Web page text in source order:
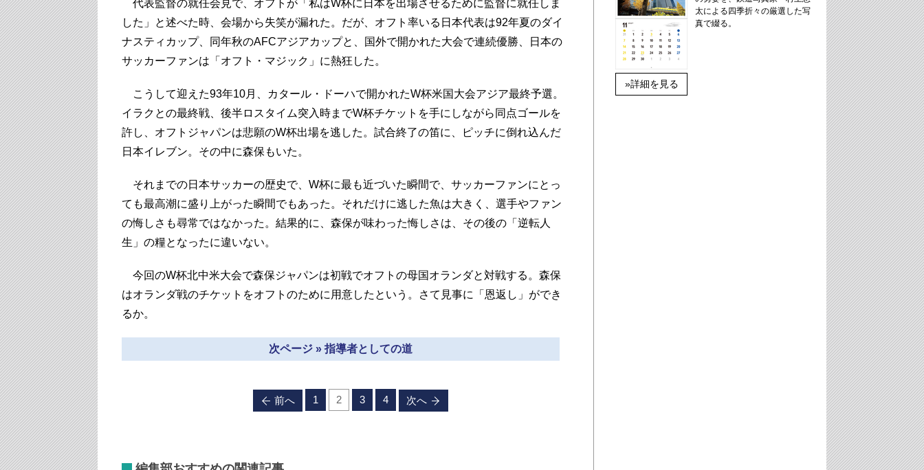
代表監督の就任会見で、オフトが「私はW杯に日本を出場させるために監督に就任しま
した」と述べた時、会場から失笑が漏れた。だが、オフト率いる日本代表は92年夏のダイ
ナスティカップ、同年秋のAFCアジアカップと、国外で開かれた大会で連続優勝、日本の
サッカーファンは「オフト・マジック」に熱狂した。
こうして迎えた93年10月、カタール・ドーハで開かれたW杯米国大会アジア最終予選。
イラクとの最終戦、後半ロスタイム突入時までW杯チケットを手にしながら同点ゴールを
許し、オフトジャパンは悲願のW杯出場を逃した。試合終了の笛に、ピッチに倒れ込んだ
日本イレブン。その中に森保もいた。
それまでの日本サッカーの歴史で、W杯に最も近づいた瞬間で、サッカーファンにとっ
ても最高潮に盛り上がった瞬間でもあった。それだけに逃した魚は大きく、選手やファン
の悔しさも尋常ではなかった。結果的に、森保が味わった悔しさは、その後の「逆転人
生」の糧となったに違いない。
今回のW杯北中米大会で森保ジャパンは初戦でオフトの母国オランダと対戦する。森保
はオランダ戦のチケットをオフトのために用意したという。さて見事に「恩返し」ができ
るか。
次ページ » 指導者としての道
前へ 1 2 3 4 次へ
»詳細を見る
太による四季折々の厳選した写
真で綴る。